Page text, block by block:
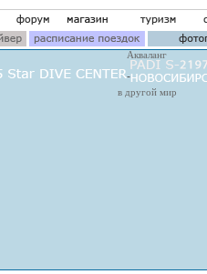
Акваланг
в другой мир